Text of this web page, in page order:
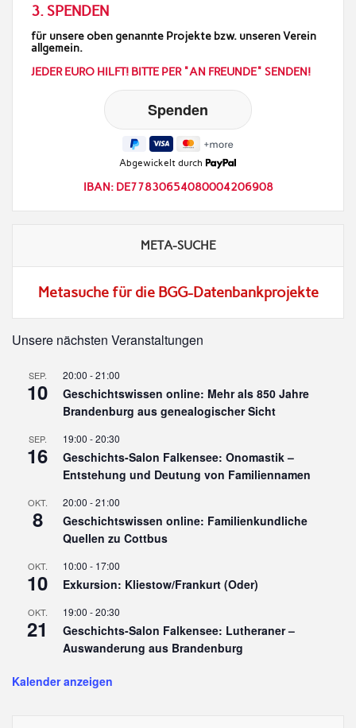
3. SPENDEN
für unsere oben genannte Projekte bzw. unseren Verein
allgemein.
JEDER EURO HILFT! BITTE PER "AN FREUNDE" SENDEN!
Abgewickelt durch
IBAN: DE77830654080004206908
META-SUCHE
Metasuche für die BGG-Datenbankprojekte
Unsere nächsten Veranstaltungen
SEP.
10
20:00 -21:00
Geschichtswissen online: Mehr als 850 Jahre
Brandenburg aus genealogischer Sicht
SEP.
16
19:00 -20:30
Geschichts-Salon Falkensee: Onomastik –
Entstehung und Deutung von Familiennamen
OKT.
8
20:00 -21:00
Geschichtswissen online: Familienkundliche
Quellen zu Cottbus
OKT.
10
10:00 - 17:00
Exkursion: Kliestow/Frankurt (Oder)
OKT.
21
19:00 -20:30
Geschichts-Salon Falkensee: Lutheraner –
Auswanderung aus Brandenburg
Kalender anzeigen